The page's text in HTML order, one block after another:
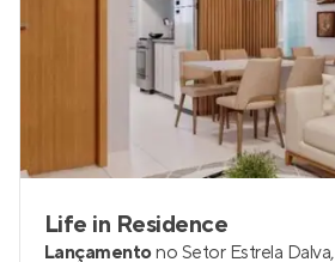
Life in Residence
Lançamentono Setor Estrela Dalva,